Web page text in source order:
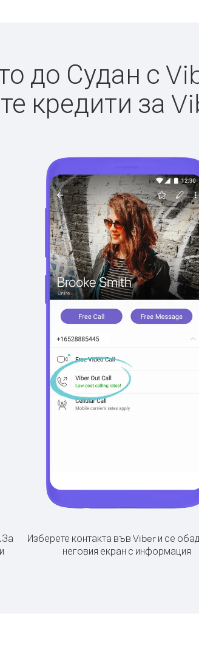
до Судан с
кредити за
За
Изберете контакта във Viber и се
неговия екран с информация